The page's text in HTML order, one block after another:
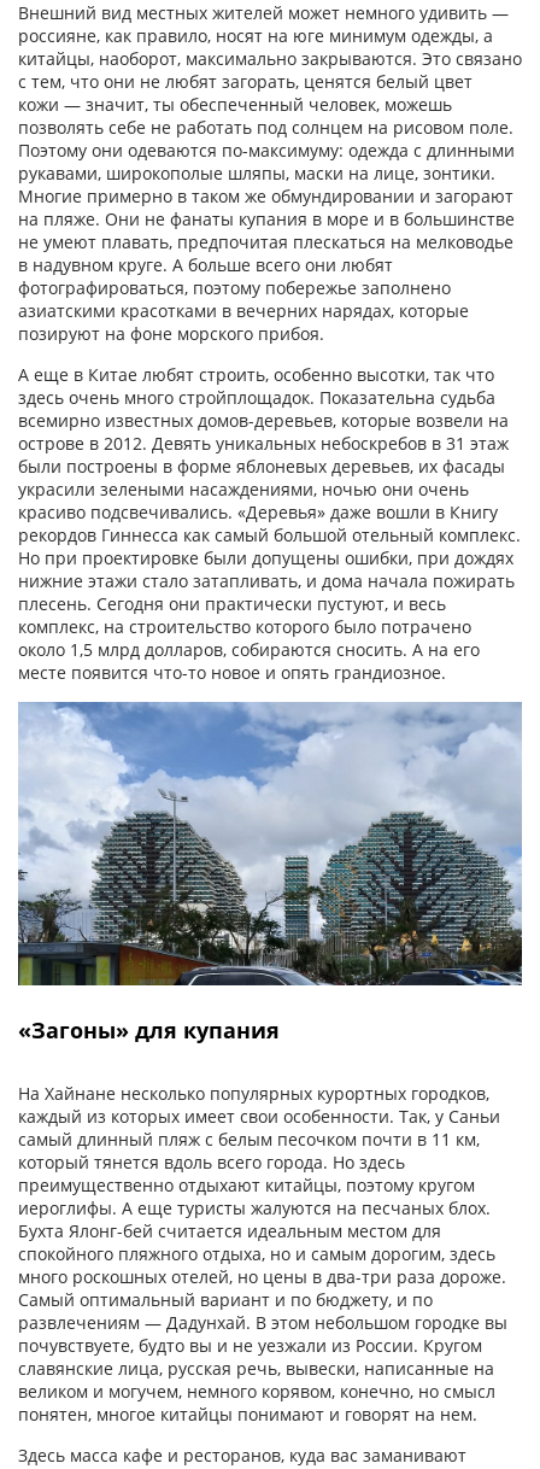
Внешний вид местных жителей может немного удивить —
россияне, как правило, носят на юге минимум одежды, а
китайцы, наоборот, максимально закрываются. Это связано
с тем, что они не любят загорать, ценятся белый цвет
кожи — значит, ты обеспеченный человек, можешь
позволять себе не работать под солнцем на рисовом поле.
Поэтому они одеваются по-максимуму: одежда с длинными
рукавами, широкополые шляпы, маски на лице, зонтики.
Многие примерно в таком же обмундировании и загорают
на пляже. Они не фанаты купания в море и в большинстве
не умеют плавать, предпочитая плескаться на мелководье
в надувном круге. А больше всего они любят
фотографироваться, поэтому побережье заполнено
азиатскими красотками в вечерних нарядах, которые
позируют на фоне морского прибоя.
А еще в Китае любят строить, особенно высотки, так что
здесь очень много стройплощадок. Показательна судьба
всемирно известных домов-деревьев, которые возвели на
острове в 2012. Девять уникальных небоскребов в 31 этаж
были построены в форме яблоневых деревьев, их фасады
украсили зелеными насаждениями, ночью они очень
красиво подсвечивались. «Деревья» даже вошли в Книгу
рекордов Гиннесса как самый большой отельный комплекс.
Но при проектировке были допущены ошибки, при дождях
нижние этажи стало затапливать, и дома начала пожирать
плесень. Сегодня они практически пустуют, и весь
комплекс, на строительство которого было потрачено
около 1,5 млрд долларов, собираются сносить. А на его
месте появится что-то новое и опять грандиозное.
«Загоны» для купания
На Хайнане несколько популярных курортных городков,
каждый из которых имеет свои особенности. Так, у Саньи
самый длинный пляж с белым песочком почти в 11 км,
который тянется вдоль всего города. Но здесь
преимущественно отдыхают китайцы, поэтому кругом
иероглифы. А еще туристы жалуются на песчаных блох.
Бухта Ялонг-бей считается идеальным местом для
спокойного пляжного отдыха, но и самым дорогим, здесь
много роскошных отелей, но цены в два-три раза дороже.
Самый оптимальный вариант и по бюджету, и по
развлечениям — Дадунхай. В этом небольшом городке вы
почувствуете, будто вы и не уезжали из России. Кругом
славянские лица, русская речь, вывески, написанные на
великом и могучем, немного корявом, конечно, но смысл
понятен, многое китайцы понимают и говорят на нем.
Здесь масса кафе и ресторанов, куда вас заманивают